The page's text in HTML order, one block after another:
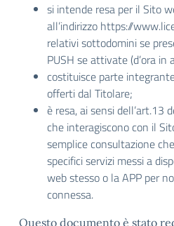
si intende resa per il Sito
all’indirizzo https://
relativi sottodomini se
PUSH se attivate (d’ora in
costituisce parte
offerti dal Titolare;
è resa, ai sensi dell’art.13
che interagiscono con il
semplice consultazione
specifici servizi messi a
web stesso o la APP per
connessa.
Questo documento è stato